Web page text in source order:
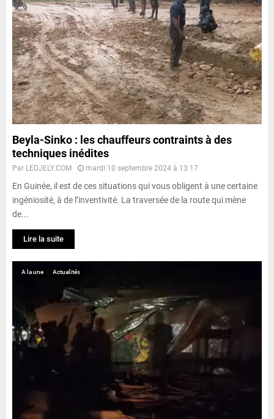
Beyla-Sinko : les chauffeurs contraints à des
techniques inédites
Par LEDJELY.COM mardi 10 septembre 2024 à 13:17
En Guinée, il est de ces situations qui vous obligent à une certaine
ingéniosité, à de l’inventivité. La traversée de la route qui mène
de...
Lire la suite
A la une Actualités